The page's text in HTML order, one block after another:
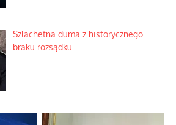
Szlachetna duma z historycznego
braku rozsądku